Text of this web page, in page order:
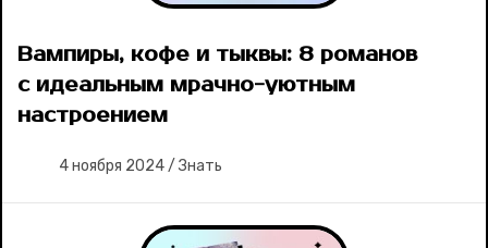
Вампиры, кофе и тыквы: 8 романов
с идеальным мрачно-уютным
настроением
4 ноября 2024/ Знать